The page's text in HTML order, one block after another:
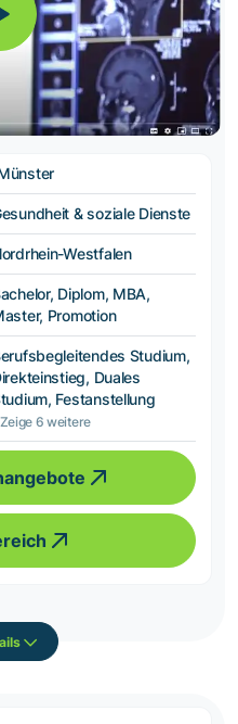
& soziale Dienste
Westfalen
Diplom, MBA,
Promotion
Studium,
Duales
Festanstellung
6 weitere